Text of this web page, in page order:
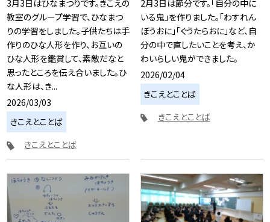
3月3日はひなまつりです。きこえの
教室のグループ学習で、ひなまつ
りの学習をしました。子供たちは手
作りのひな人形を作り、お互いの
ひな人形を鑑賞して、素敵だなと
思ったところを伝え合いました。ひ
な人形は、き...
2026/03/03
きこえとことば
きこえとことば
2月3日は節分です。「自分の中に
いる鬼」を作りました。「わすれん
ぼうおに」「ぐうたらおに」など、自
分の中で直したいことを考え、か
わいらしい鬼ができました。
2026/02/04
きこえとことば
きこえとことば